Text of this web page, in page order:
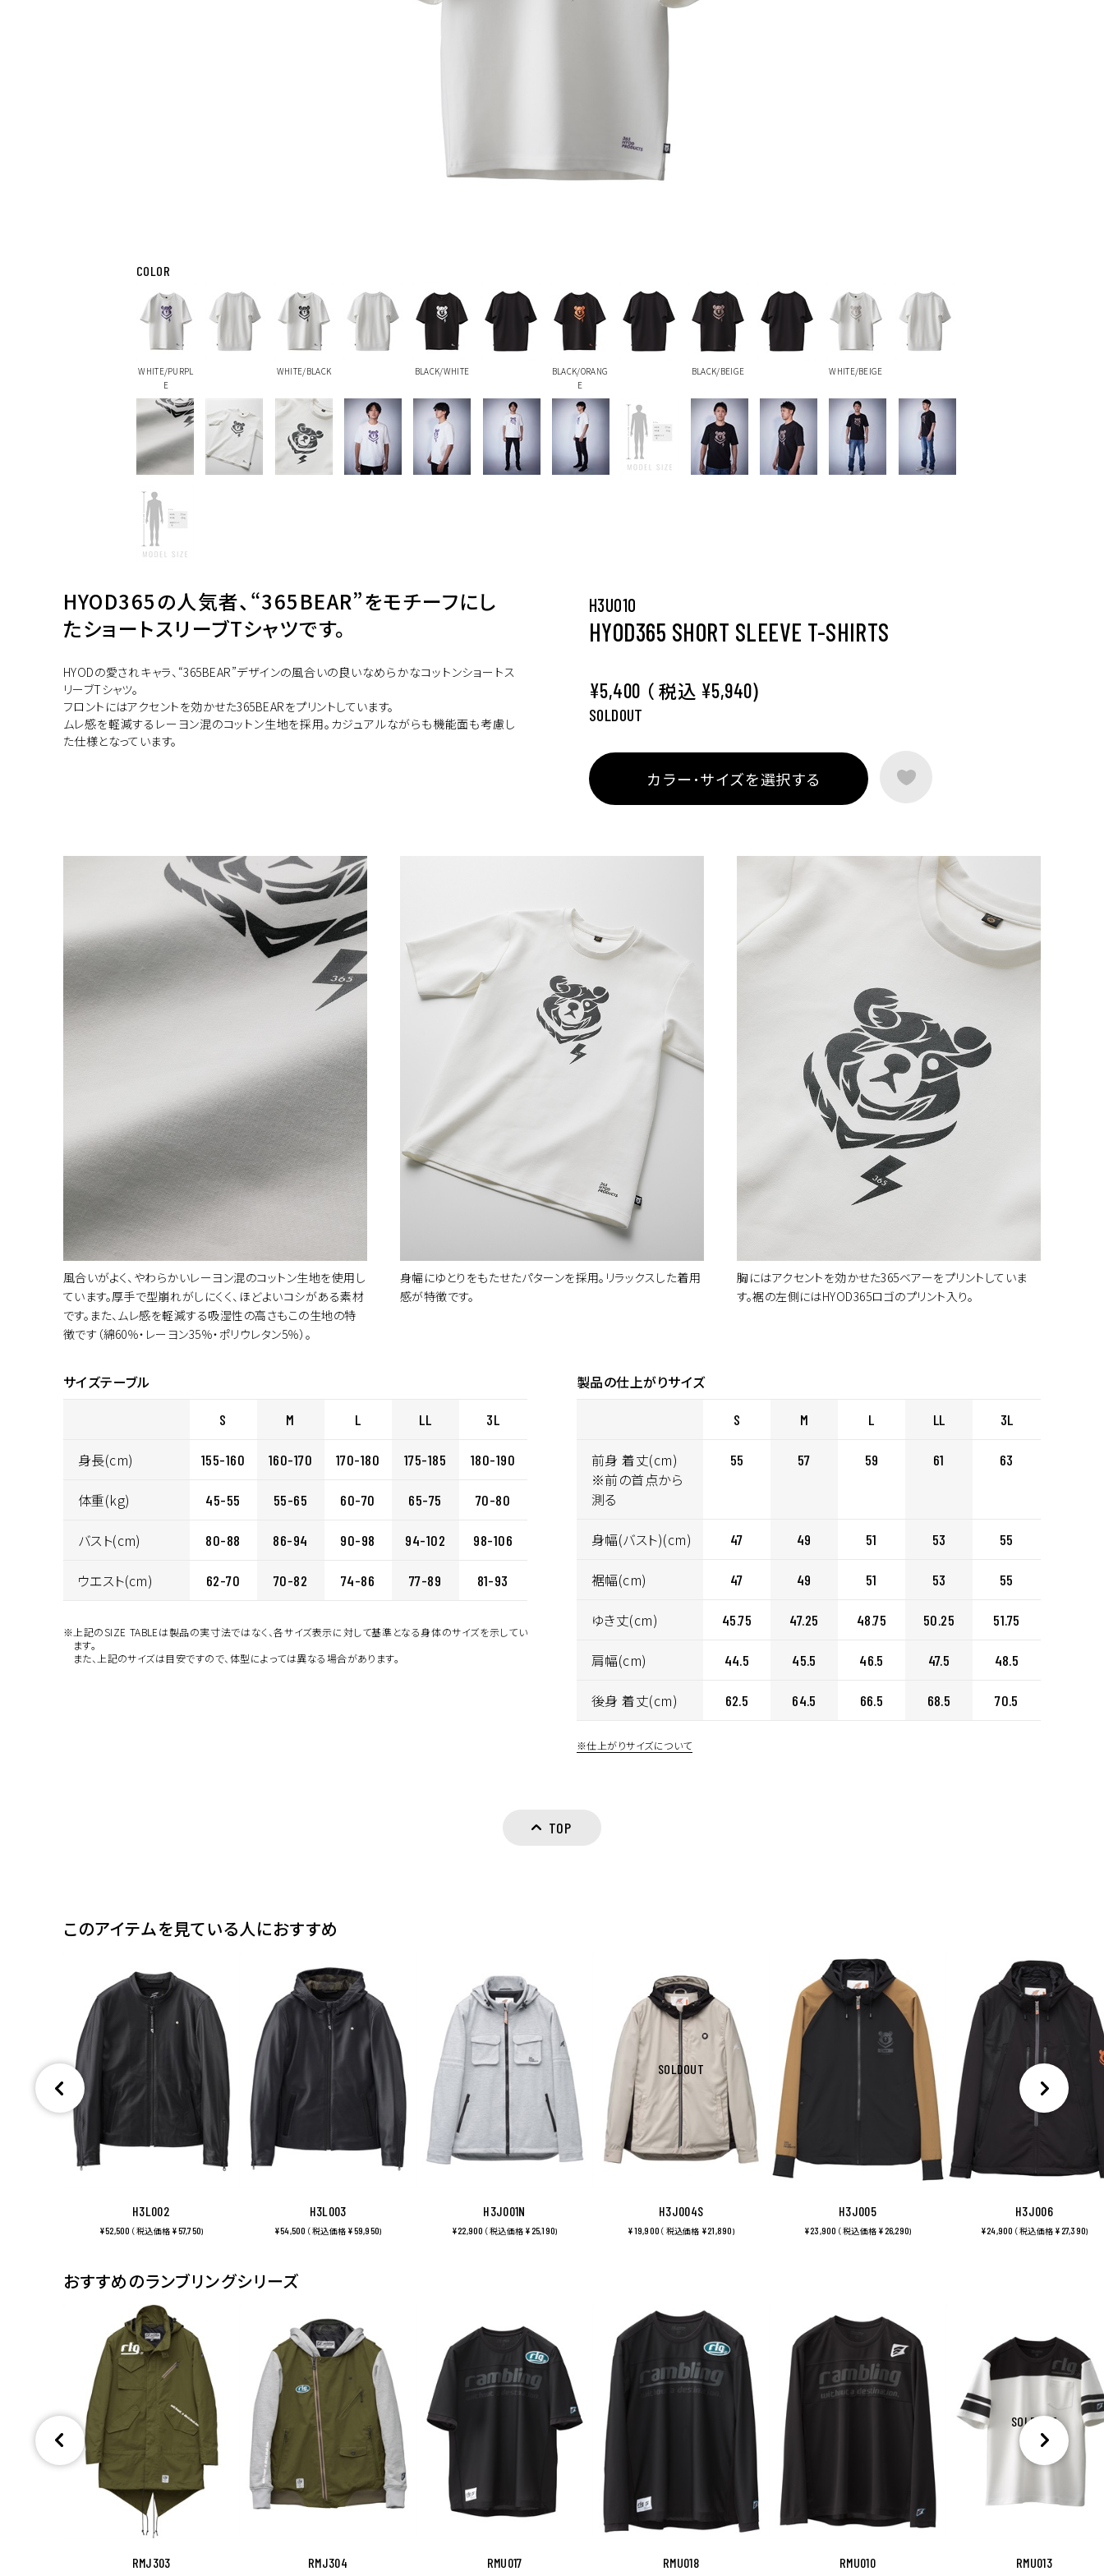
COLOR
WHITE/PURPL
E
WHITE/BLACK BLACK/WHITE
BLACK/ORANG
E
BLACK/BEIGE WHITE/BEIGE
HYOD365の人気者、“365BEAR”をモチーフにし
たショートスリーブTシャツです。
HYODの愛されキャラ、“365BEAR”デザインの風合いの良いなめらかなコットンショートス
リーブTシャツ。
フロントにはアクセントを効かせた365BEARをプリントしています。
ムレ感を軽減するレーヨン混のコットン生地を採用。カジュアルながらも機能面も考慮し
た仕様となっています。
H3U010
HYOD365 SHORT SLEEVE T-SHIRTS
¥5,400 （ 税込 ¥5,940)
SOLDOUT
カラー･サイズを選択する
風合いがよく、やわらかいレーヨン混のコットン生地を使用し
ています。厚手で型崩れがしにくく、ほどよいコシがある素材
です。また、ムレ感を軽減する吸湿性の高さもこの生地の特
徴です（綿60％・レーヨン35％・ポリウレタン5％）。
身幅にゆとりをもたせたパターンを採用。リラックスした着用
感が特徴です。
胸にはアクセントを効かせた365ベアーをプリントしていま
す。裾の左側にはHYOD365ロゴのプリント入り。
サイズテーブル
S M L LL 3L
身長(cm) 155-160 160-170 170-180 175-185 180-190
体重(kg) 45-55 55-65 60-70 65-75 70-80
バスト(cm) 80-88 86-94 90-98 94-102 98-106
ウエスト(cm) 62-70 70-82 74-86 77-89 81-93
※上記のSIZE TABLEは製品の実寸法ではなく、各サイズ表示に対して基準となる身体のサイズを示してい
ます。
また、上記のサイズは目安ですので、体型によっては異なる場合があります。
製品の仕上がりサイズ
S M L LL 3L
前身 着丈(cm)
※前の首点から
測る
55 57 59 61 63
身幅(バスト)(cm) 47 49 51 53 55
裾幅(cm) 47 49 51 53 55
ゆき丈(cm) 45.75 47.25 48.75 50.25 51.75
肩幅(cm) 44.5 45.5 46.5 47.5 48.5
後身 着丈(cm) 62.5 64.5 66.5 68.5 70.5
※仕上がりサイズについて
TOP
このアイテムを見ている人におすすめ
H3L002
¥52,500 （ 税込価格 ¥57,750)
H3L003
¥54,500 （ 税込価格 ¥59,950)
H3J001N
¥22,900 （ 税込価格 ¥25,190)
SOLDOUT
H3J004S
¥19,900 （ 税込価格 ¥21,890)
H3J005
¥23,900 （ 税込価格 ¥26,290)
H3J006
¥24,900 （ 税込価格 ¥27,390)
おすすめのランブリングシリーズ
RMJ303 RMJ304 RMU017 RMU018 RMU010
SOLDOUT
RMU013